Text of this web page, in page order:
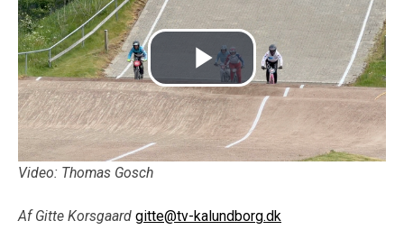
Video: Thomas Gosch
Af Gitte Korsgaard gitte@tv-kalundborg.dk